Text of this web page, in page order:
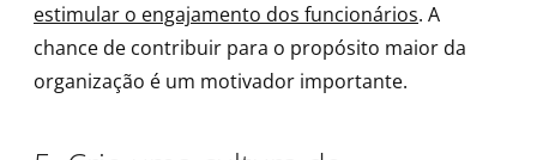
estimular o engajamento dos funcionários. A
chance de contribuir para o propósito maior da
organização é um motivador importante.